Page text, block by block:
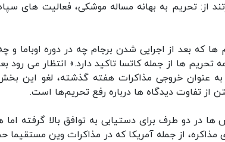
از: تحریم به بهانه‌ مساله موشکی، فعالیت‌ های
که بعد از اجرایی شدن برجام چه در دوره اوباما و
تحریم‌ ها از جمله کاتسا تاکید دارد.» انتظار می رود
به عنوان خروجی مذاکرات هفته گذشته، لغو این
تفاوت دیدگاه‌ ها درباره رفع تحریم‌ها است.
در دو طرف برای دستیابی به توافق بالا گرفته اما
از جمله آمریکا که در مذاکرات وین مستقیما